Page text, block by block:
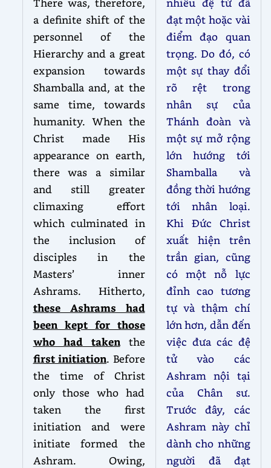
a definite shift of the
personnel of the
Hierarchy and a great
expansion towards
Shamballa and, at the
same time, towards
humanity. When the
Christ made His
appearance on earth,
there was a similar
and still greater
climaxing effort
which culminated in
the inclusion of
disciples in the
Masters’ inner
Ashrams. Hitherto,
these Ashrams had
been kept for those
who had takenthe
first initiation. Before
the time of Christ
only those who had
taken the first
initiation and were
initiate formed the
Ashram. Owing,
đạt một hoặc vài
điểm đạo quan
trọng. Do đó, có
một sự thay đổi
rõ rệt trong
nhân sự của
Thánh đoàn và
một sự mở rộng
lớn hướng tới
Shamballa và
đồng thời hướng
tới nhân loại.
Khi Đức Christ
xuất hiện trên
trần gian, cũng
có một nỗ lực
đỉnh cao tương
tự và thậm chí
lớn hơn, dẫn đến
việc đưa các đệ
tử vào các
Ashram nội tại
của Chân sư.
Trước đây, các
Ashram này chỉ
dành cho những
người đã đạt